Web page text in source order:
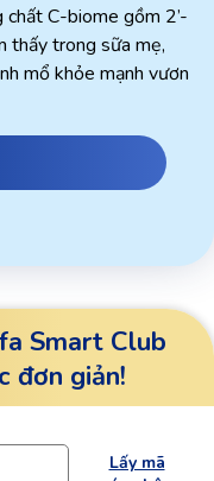
C-biome gồm 2’-
thấy trong sữa mẹ,
mổ khỏe mạnh vươn
Smart Club
đơn giản!
Lấy mã